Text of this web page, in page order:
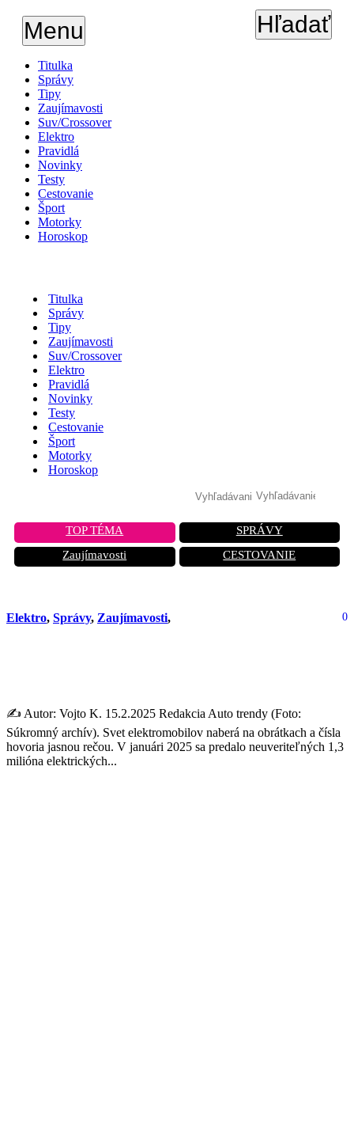
Menu Hľadať
Titulka
Správy
Tipy
Zaujímavosti
Suv/Crossover
Elektro
Pravidlá
Novinky
Testy
Cestovanie
Šport
Motorky
Horoskop
Titulka
Správy
Tipy
Zaujímavosti
Suv/Crossover
Elektro
Pravidlá
Novinky
Testy
Cestovanie
Šport
Motorky
Horoskop
TOP TÉMA
SPRÁVY
Zaujímavosti
CESTOVANIE
Elektro, Správy, Zaujímavosti, 0
✍️ Autor: Vojto K. 15.2.2025 Redakcia Auto trendy (Foto:
Súkromný archív). Svet elektromobilov naberá na obrátkach a čísla
hovoria jasnou rečou. V januári 2025 sa predalo neuveriteľných 1,3
milióna elektrických...